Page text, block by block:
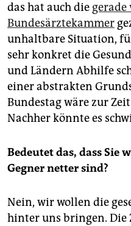
das hat auch die
Bundesärztekammer
unhaltbare Situation,
sehr konkret die
und Ländern Abhilfe
einer abstrakten
Bundestag wäre zur
Nachher könnte es
Bedeutet das, dass Sie
Gegner netter sind?
Nein, wir wollen die
hinter uns bringen.